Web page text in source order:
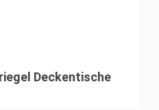
Deckentische